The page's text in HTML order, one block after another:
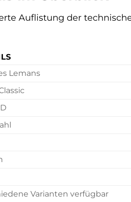
Auflistung der
Lemans
Varianten verfügbar